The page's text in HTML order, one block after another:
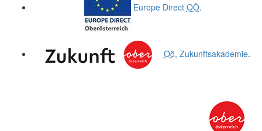
Europe Direct OÖ.
Oö. Zukunftsakademie.